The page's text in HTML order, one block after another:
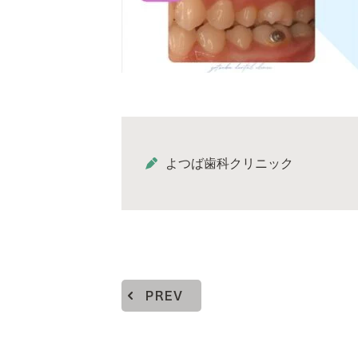
よつば歯科クリニック
PREV